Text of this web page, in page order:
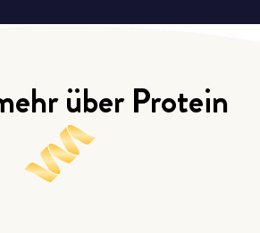
über Protein